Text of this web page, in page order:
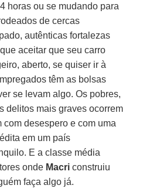
horas ou se mudando para
de cercas
autênticas fortalezas
aceitar que seu carro
aberto, se quiser ir à
têm as bolsas
se levam algo. Os pobres,
delitos mais graves ocorrem
com desespero e com uma
em um país
E a classe média
onde Macri construiu
faça algo já.